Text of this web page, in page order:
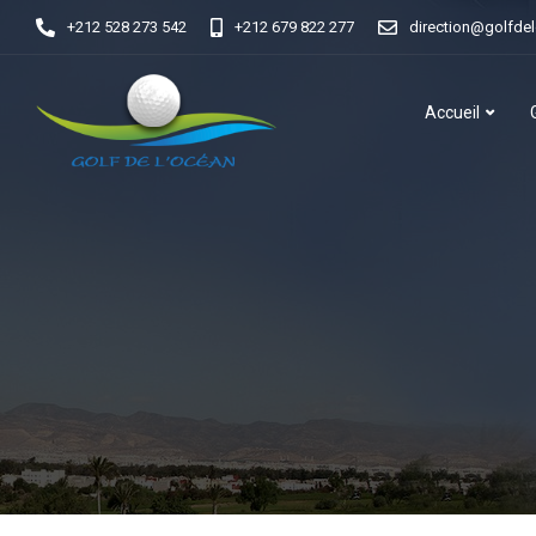
+212 528 273 542 +212 679 822 277
Accueil